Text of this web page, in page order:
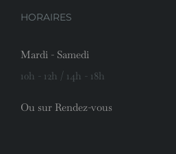
HORAIRES
Mardi - Samedi
10h - 12h / 14h - 18h
Ou sur Rendez-vous